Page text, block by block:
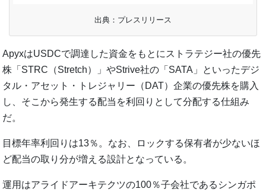
出典：プレスリリース
ApyxはUSDCで調達した資金をもとにストラテジー社の優先
株「STRC（Stretch）」やStrive社の「SATA」といったデジ
タル・アセット・トレジャリー（DAT）企業の優先株を購入
し、そこから発生する配当を利回りとして分配する仕組み
だ。
目標年率利回りは13％。なお、ロックする保有者が少ないほ
ど配当の取り分が増える設計となっている。
運用はアライドアーキテクツの100％子会社であるシンガポ